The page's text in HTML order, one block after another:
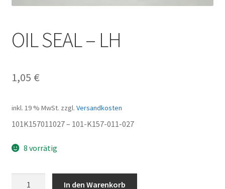
OIL SEAL – LH
1,05 €
inkl. 19 % MwSt. zzgl. Versandkosten
101K157011027 – 101-K157-011-027
8 vorrätig
In den Warenkorb